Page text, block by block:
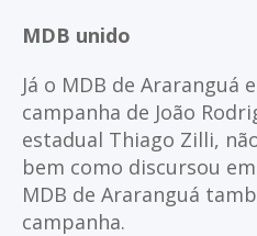
MDB unido
Já o MDB de Araranguá
campanha de João
estadual Thiago Zilli,
bem como discursou
MDB de Araranguá
campanha.